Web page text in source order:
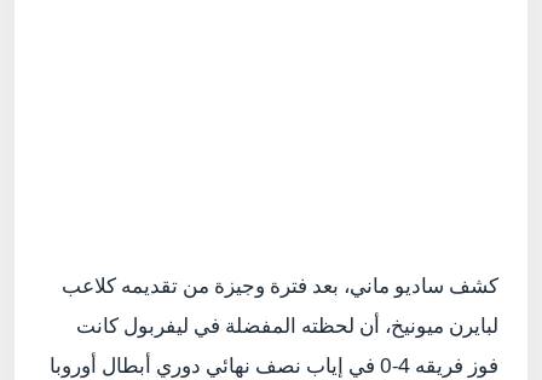
كشف ساديو ماني، بعد فترة وجيزة من تقديمه كلاعب
لبايرن ميونيخ، أن لحظته المفضلة في ليفربول كانت
فوز فريقه 4-0 في إياب نصف نهائي دوري أبطال أوروبا